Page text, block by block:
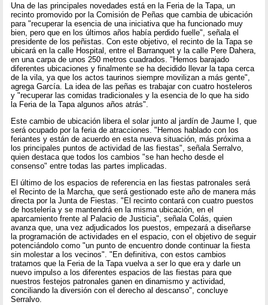
Una de las principales novedades está en la Feria de la Tapa, un
recinto promovido por la Comisión de Peñas que cambia de ubicación
para "recuperar la esencia de una iniciativa que ha funcionado muy
bien, pero que en los últimos años había perdido fuelle", señala el
presidente de los peñistas. Con este objetivo, el recinto de la Tapa se
ubicará en la calle Hospital, entre el Barranquet y la calle Pere Dahera,
en una carpa de unos 250 metros cuadrados. "Hemos barajado
diferentes ubicaciones y finalmente se ha decidido llevar la tapa cerca
de la vila, ya que los actos taurinos siempre movilizan a más gente",
agrega García. La idea de las peñas es trabajar con cuatro hosteleros
y "recuperar las comidas tradicionales y la esencia de lo que ha sido
la Feria de la Tapa algunos años atrás".
Este cambio de ubicación libera el solar junto al jardín de Jaume I, que
será ocupado por la feria de atracciones. "Hemos hablado con los
feriantes y están de acuerdo en esta nueva situación, más próxima a
los principales puntos de actividad de las fiestas", señala Serralvo,
quien destaca que todos los cambios "se han hecho desde el
consenso" entre todas las partes implicadas.
El último de los espacios de referencia en las fiestas patronales será
el Recinto de la Marcha, que será gestionado este año de manera más
directa por la Junta de Fiestas. "El recinto contará con cuatro puestos
de hostelería y se mantendrá en la misma ubicación, en el
aparcamiento frente al Palacio de Justicia", señala Colás, quien
avanza que, una vez adjudicados los puestos, empezará a diseñarse
la programación de actividades en el espacio, con el objetivo de seguir
potenciándolo como "un punto de encuentro donde continuar la fiesta
sin molestar a los vecinos". "En definitiva, con estos cambios
tratamos que la Feria de la Tapa vuelva a ser lo que era y darle un
nuevo impulso a los diferentes espacios de las fiestas para que
nuestros festejos patronales ganen en dinamismo y actividad,
conciliando la diversión con el derecho al descanso", concluye
Serralvo.